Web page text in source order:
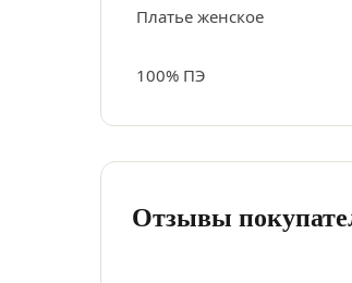
Платье женское
100% ПЭ
Отзывы